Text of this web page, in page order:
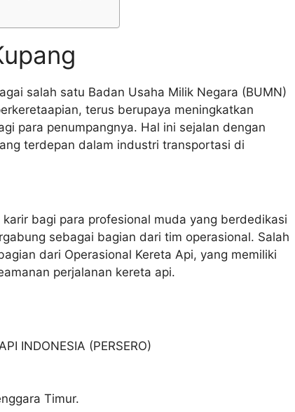
salah satu Badan Usaha Milik Negara (BUMN)
terus berupaya meningkatkan
para penumpangnya. Hal ini sejalan dengan
terdepan dalam industri transportasi di
bagi para profesional muda yang berdedikasi
sebagai bagian dari tim operasional. Salah
dari Operasional Kereta Api, yang memiliki
perjalanan kereta api.
INDONESIA (PERSERO)
Timur.